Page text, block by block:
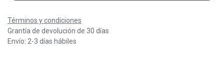
Términos y condiciones
Grantía de devolución de 30 días
Envío: 2-3 días hábiles